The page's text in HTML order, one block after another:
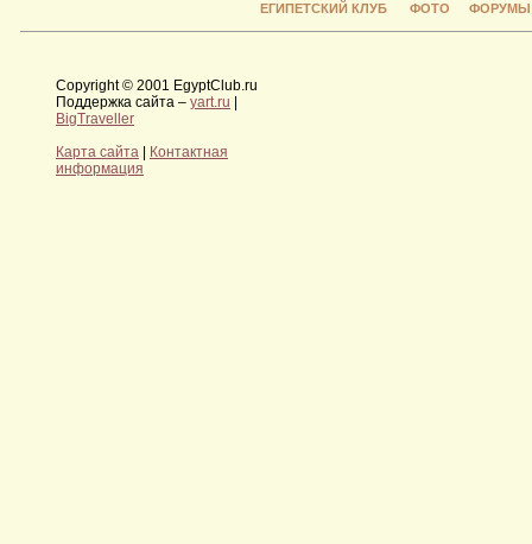
ЕГИПЕТСКИЙ КЛУБ ФОТО ФОРУМЫ
Copyright © 2001 EgyptClub.ru
Поддержка сайта – yart.ru |
BigTraveller
Карта сайта | Контактная
информация